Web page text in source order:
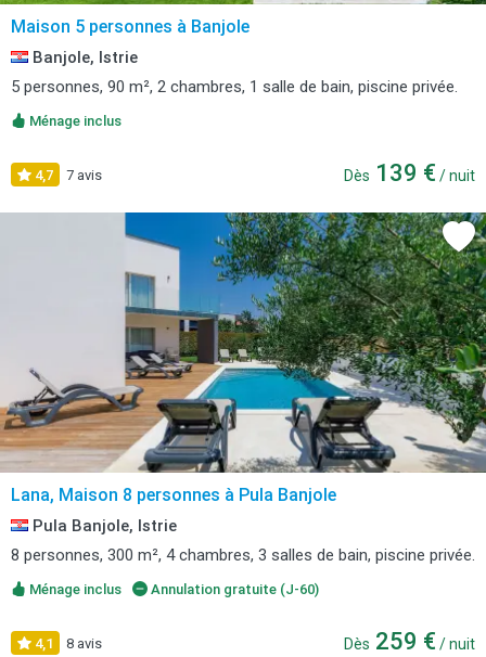
Maison 5 personnes à Banjole
Banjole, Istrie
5 personnes, 90 m², 2 chambres, 1 salle de bain, piscine privée.
Ménage inclus
4,7 7 avis Dès 139 € / nuit
Lana, Maison 8 personnes à Pula Banjole
Pula Banjole, Istrie
8 personnes, 300 m², 4 chambres, 3 salles de bain, piscine privée.
Ménage inclus Annulation gratuite (J-60)
4,1 8 avis Dès 259 € / nuit